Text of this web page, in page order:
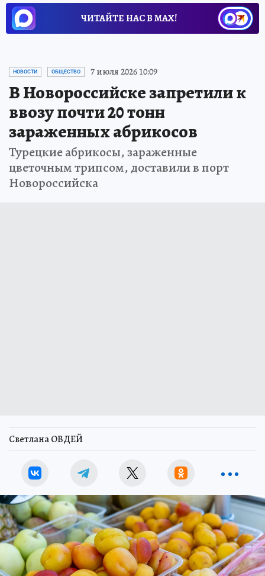
ЧИТАЙТЕ НАС В МАХ!
НОВОСТИ ОБЩЕСТВО 7 июля 2026 10:09
В Новороссийске запретили к
ввозу почти 20 тонн
зараженных абрикосов
Турецкие абрикосы, зараженные
цветочным трипсом, доставили в порт
Новороссийска
Светлана ОВДЕЙ